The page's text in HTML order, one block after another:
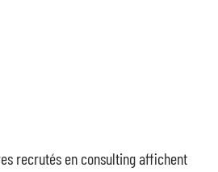
recrutés en consulting affichent